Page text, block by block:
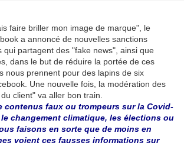
faire briller mon image de marque", le
a annoncé de nouvelles sanctions
qui partagent des "fake news", ainsi que
dans le but de réduire la portée de ces
nous prennent pour des lapins de six
Une nouvelle fois, la modération des
client" va aller bon train.
contenus faux ou trompeurs sur la Covid-
changement climatique, les élections ou
faisons en sorte que de moins en
voient ces fausses informations sur